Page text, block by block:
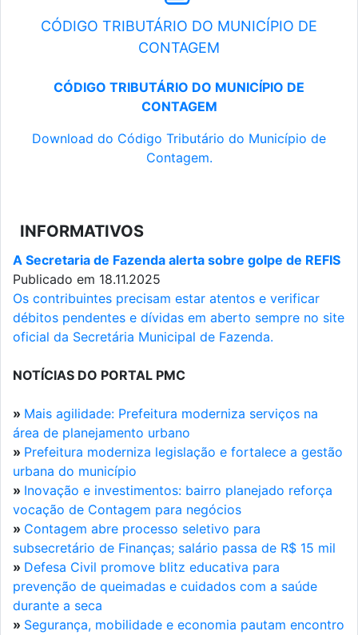
CÓDIGO TRIBUTÁRIO DO MUNICÍPIO DE
CONTAGEM
CÓDIGO TRIBUTÁRIO DO MUNICÍPIO DE
CONTAGEM
Download do Código Tributário do Município de
Contagem.
INFORMATIVOS
A Secretaria de Fazenda alerta sobre golpe de REFIS
Publicado em 18.11.2025
Os contribuintes precisam estar atentos e verificar
débitos pendentes e dívidas em aberto sempre no site
oficial da Secretária Municipal de Fazenda.
NOTÍCIAS DO PORTAL PMC
» Mais agilidade: Prefeitura moderniza serviços na
área de planejamento urbano
» Prefeitura moderniza legislação e fortalece a gestão
urbana do município
» Inovação e investimentos: bairro planejado reforça
vocação de Contagem para negócios
» Contagem abre processo seletivo para
subsecretário de Finanças; salário passa de R$ 15 mil
» Defesa Civil promove blitz educativa para
prevenção de queimadas e cuidados com a saúde
durante a seca
» Segurança, mobilidade e economia pautam encontro